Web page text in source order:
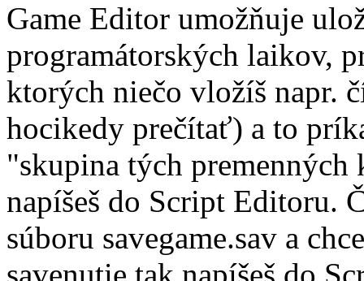
Game Editor umožňuje
programátorských laikov,
ktorých niečo vložíš napr.
hocikedy prečítať) a to
"skupina tých
napíšeš do Script Editoru.
súboru savegame.sav a